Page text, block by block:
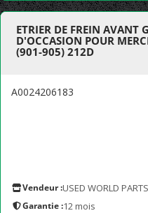
ETRIER DE FREIN AVANT
D'OCCASION POUR
(901-905) 212D
A0024206183
Vendeur :USED WORLD PARTS
Garantie :12 mois